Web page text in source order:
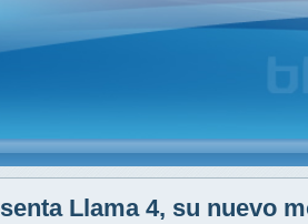
Llama 4, su nuevo